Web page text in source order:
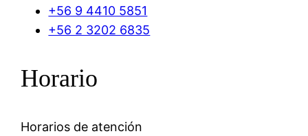
+56 9 4410 5851
+56 2 3202 6835
Horario
Horarios de atención